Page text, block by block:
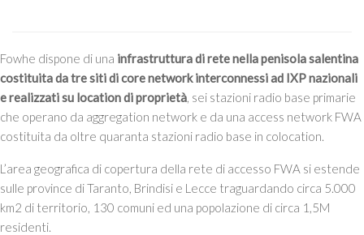
Fowhe dispone di una infrastruttura di rete nella penisola salentina
costituita da tre siti di core network interconnessi ad IXP nazionali
e realizzati su location di proprietà, sei stazioni radio base primarie
che operano da aggregation network e da una access network FWA
costituita da oltre quaranta stazioni radio base in colocation.
L’area geografica di copertura della rete di accesso FWA si estende
sulle province di Taranto, Brindisi e Lecce traguardando circa 5.000
km2 di territorio, 130 comuni ed una popolazione di circa 1,5M
residenti.